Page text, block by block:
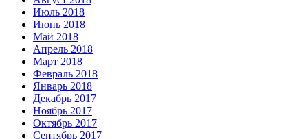
Июль 2018
Июнь 2018
Май 2018
Апрель 2018
Март 2018
Февраль 2018
Январь 2018
Декабрь 2017
Ноябрь 2017
Октябрь 2017
Сентябрь 2017